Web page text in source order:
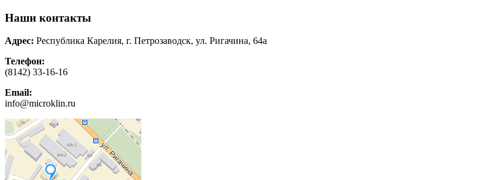
Наши контакты
Адрес: Республика Карелия, г. Петрозаводск, ул. Ригачина, 64а
Телефон:
(8142) 33-16-16
Email:
info@microklin.ru